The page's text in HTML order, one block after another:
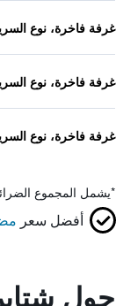
غرفة فاخرة، نوع
غرفة فاخرة، نوع
غرفة فاخرة، نوع
*يشمل المجموع
أفضل سعر
حول